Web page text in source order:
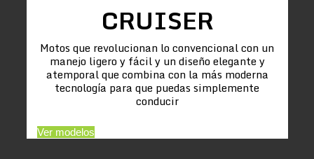
CRUISER
Motos que revolucionan lo convencional con un
manejo ligero y fácil y un diseño elegante y
atemporal que combina con la más moderna
tecnología para que puedas simplemente
conducir
Ver modelos